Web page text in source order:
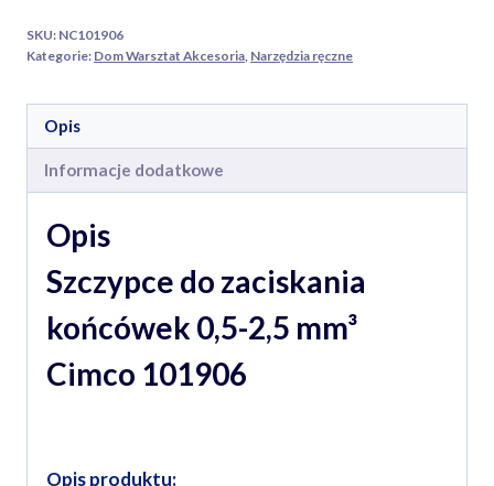
oraz
podwójnych
0,5-
2,5
SKU: NC101906
Kategorie: Dom Warsztat Akcesoria Narzędzia ręczne
Opis
Informacje dodatkowe
Opis
Szczypce do zaciskania
końcówek 0,5-2,5 mm³
Cimco 101906
Opis produktu: